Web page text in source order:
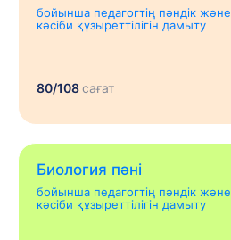
бойынша педагогтің пәндік және
кәсіби құзыреттілігін дамыту
80/108сағат
Биология пәні
бойынша педагогтің пәндік және
кәсіби құзыреттілігін дамыту